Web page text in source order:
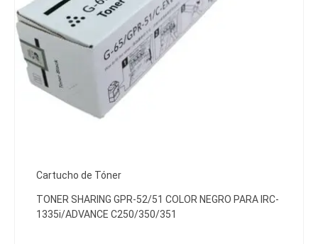
Cartucho de Tóner
TONER SHARING GPR-52/51 COLOR NEGRO PARA IRC-
1335i/ADVANCE C250/350/351